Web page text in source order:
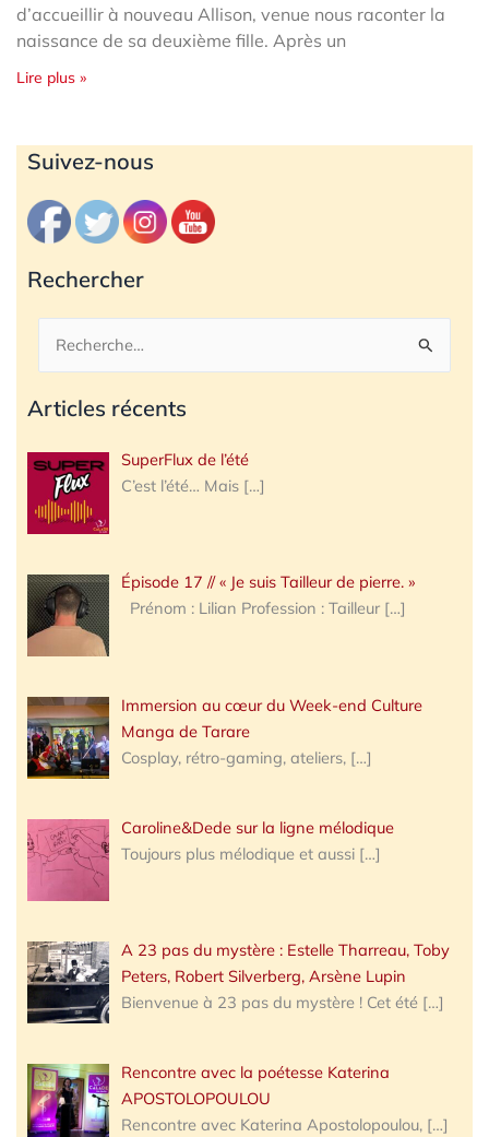
d’accueillir à nouveau Allison, venue nous raconter la
naissance de sa deuxième fille. Après un
Lire plus »
Suivez-nous
Rechercher
Rechercher :
Articles récents
SuperFlux de l’été
C’est l’été… Mais […]
Épisode 17 // « Je suis Tailleur de pierre. »
Prénom : Lilian Profession : Tailleur […]
Immersion au cœur du Week-end Culture
Manga de Tarare
Cosplay, rétro-gaming, ateliers, […]
Caroline&Dede sur la ligne mélodique
Toujours plus mélodique et aussi […]
A 23 pas du mystère : Estelle Tharreau, Toby
Peters, Robert Silverberg, Arsène Lupin
Bienvenue à 23 pas du mystère ! Cet été […]
Rencontre avec la poétesse Katerina
APOSTOLOPOULOU
Rencontre avec Katerina Apostolopoulou, […]
Archives